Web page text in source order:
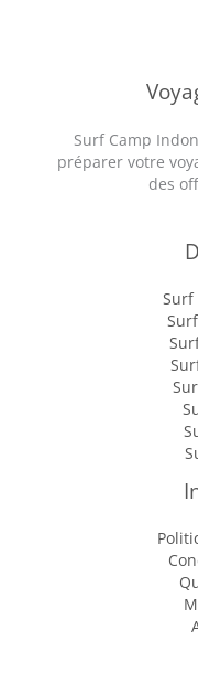
Surf Camp
préparer votre
des
Surf